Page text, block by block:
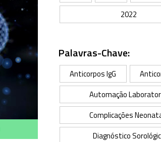
2022
Palavras-Chave:
Anticorpos IgG
Automação
Complicações
Diagnóstico